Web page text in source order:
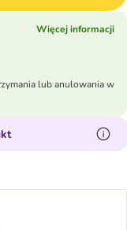
Więcej informacji
lub anulowania w